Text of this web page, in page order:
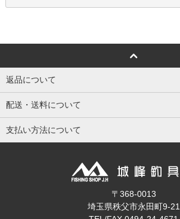
返品について
配送・送料について
支払い方法について
〒368-0013
埼玉県秩父市永田町9-21